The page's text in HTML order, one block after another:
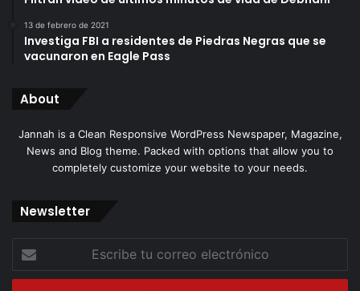
13 de febrero de 2021
Investiga FBI a residentes de Piedras Negras que se
vacunaron en Eagle Pass
About
Jannah is a Clean Responsive WordPress Newspaper, Magazine,
News and Blog theme. Packed with options that allow you to
completely customize your website to your needs.
Newsletter
correo